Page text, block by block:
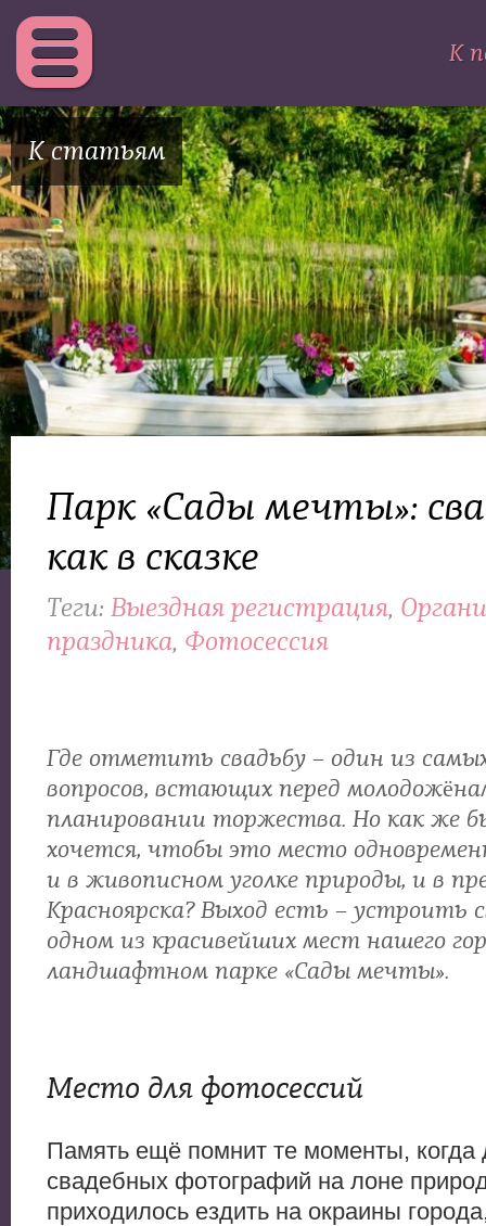
К
К статьям
Парк «Сады мечты»:
как в сказке
Теги: Выездная регистрация,
праздника, Фотосессия
Где отметить свадьбу – один из
вопросов, встающих перед
планировании торжества. Но как же
хочется, чтобы это место
и в живописном уголке природы, и в
Красноярска? Выход есть – устроить
одном из красивейших мест нашего
ландшафтном парке «Сады мечты».
Место для фотосессий
Память ещё помнит те моменты, когда
свадебных фотографий на лоне
приходилось ездить на окраины